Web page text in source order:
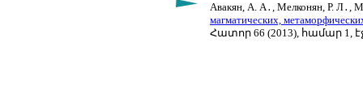
Авакян, А. А․, Мелконян, Р. Л․,
магматических,
Հատոր 66 (2013), համար 1,